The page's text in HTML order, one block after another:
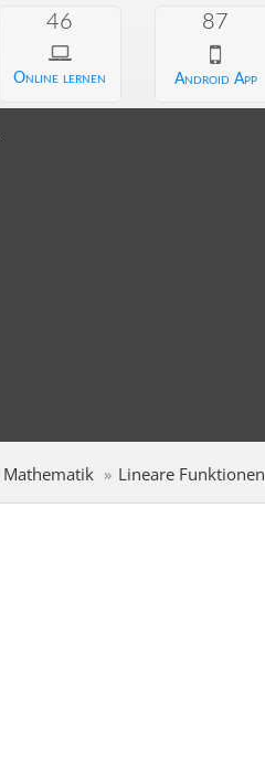
46
Online lernen
87
Android App
Mathematik Lineare Funktionen